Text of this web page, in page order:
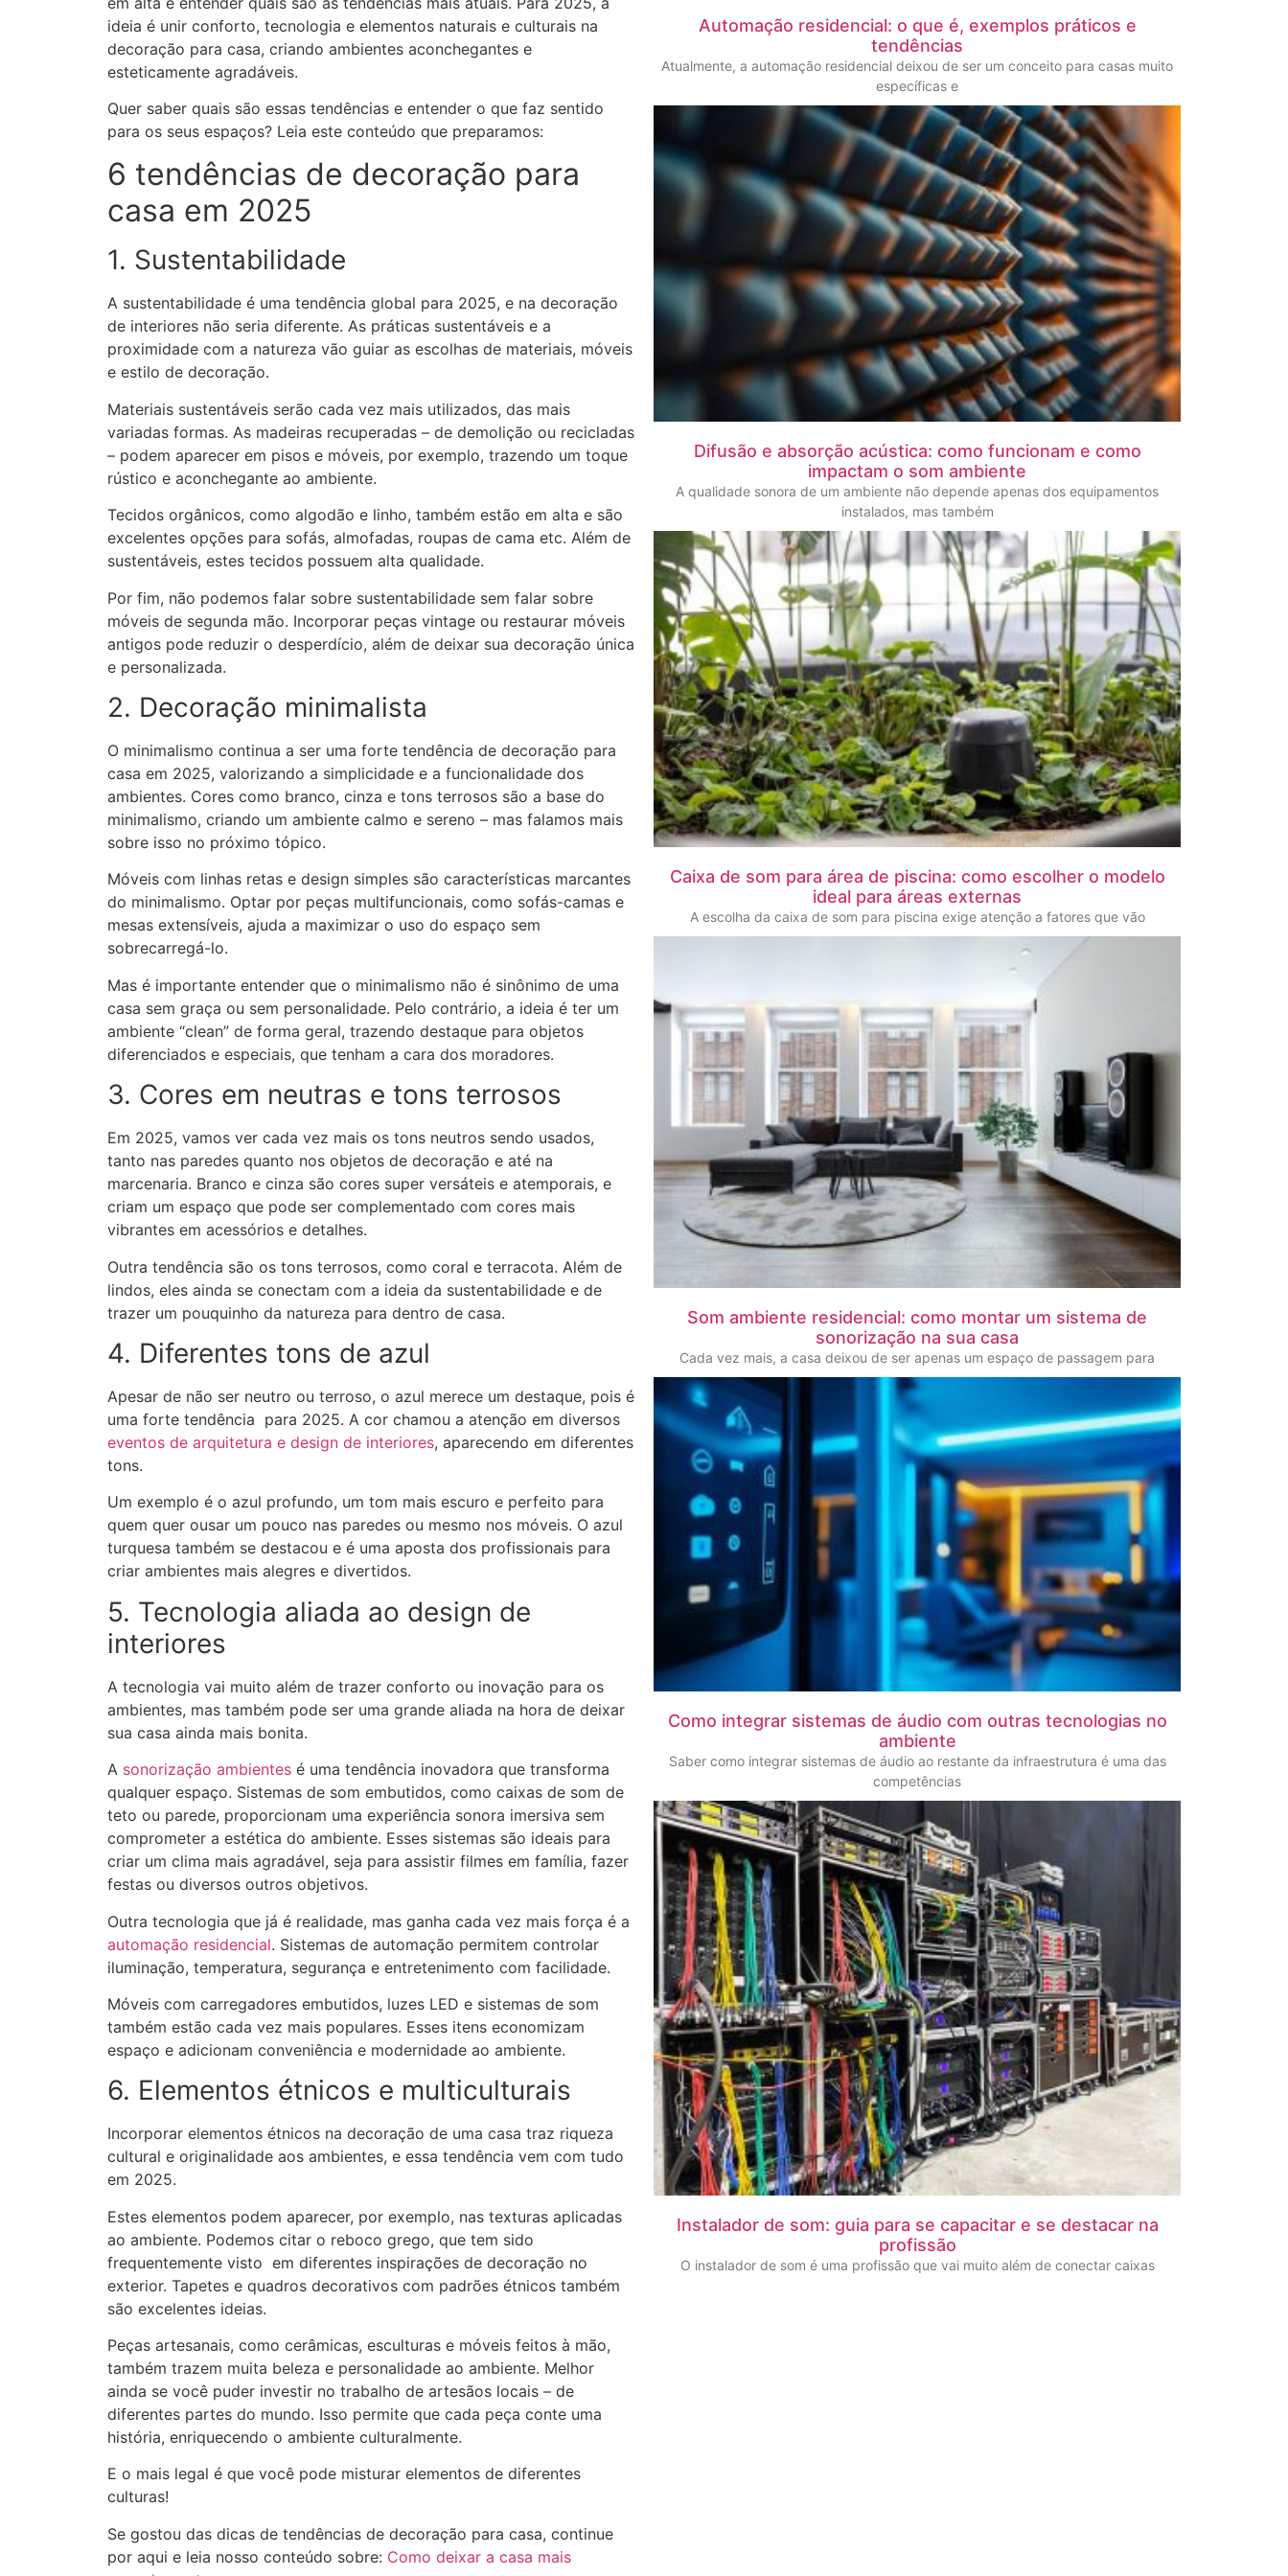
ideia é unir conforto, tecnologia e elementos naturais e culturais na
decoração para casa, criando ambientes aconchegantes e
esteticamente agradáveis.
Quer saber quais são essas tendências e entender o que faz sentido
para os seus espaços? Leia este conteúdo que preparamos:
6 tendências de decoração para
casa em 2025
1. Sustentabilidade
A sustentabilidade é uma tendência global para 2025, e na decoração
de interiores não seria diferente. As práticas sustentáveis e a
proximidade com a natureza vão guiar as escolhas de materiais, móveis
e estilo de decoração.
Materiais sustentáveis serão cada vez mais utilizados, das mais
variadas formas. As madeiras recuperadas – de demolição ou recicladas
– podem aparecer em pisos e móveis, por exemplo, trazendo um toque
rústico e aconchegante ao ambiente.
Tecidos orgânicos, como algodão e linho, também estão em alta e são
excelentes opções para sofás, almofadas, roupas de cama etc. Além de
sustentáveis, estes tecidos possuem alta qualidade.
Por fim, não podemos falar sobre sustentabilidade sem falar sobre
móveis de segunda mão. Incorporar peças vintage ou restaurar móveis
antigos pode reduzir o desperdício, além de deixar sua decoração única
e personalizada.
2. Decoração minimalista
O minimalismo continua a ser uma forte tendência de decoração para
casa em 2025, valorizando a simplicidade e a funcionalidade dos
ambientes. Cores como branco, cinza e tons terrosos são a base do
minimalismo, criando um ambiente calmo e sereno – mas falamos mais
sobre isso no próximo tópico.
Móveis com linhas retas e design simples são características marcantes
do minimalismo. Optar por peças multifuncionais, como sofás-camas e
mesas extensíveis, ajuda a maximizar o uso do espaço sem
sobrecarregá-lo.
Mas é importante entender que o minimalismo não é sinônimo de uma
casa sem graça ou sem personalidade. Pelo contrário, a ideia é ter um
ambiente “clean” de forma geral, trazendo destaque para objetos
diferenciados e especiais, que tenham a cara dos moradores.
3. Cores em neutras e tons terrosos
Em 2025, vamos ver cada vez mais os tons neutros sendo usados,
tanto nas paredes quanto nos objetos de decoração e até na
marcenaria. Branco e cinza são cores super versáteis e atemporais, e
criam um espaço que pode ser complementado com cores mais
vibrantes em acessórios e detalhes.
Outra tendência são os tons terrosos, como coral e terracota. Além de
lindos, eles ainda se conectam com a ideia da sustentabilidade e de
trazer um pouquinho da natureza para dentro de casa.
4. Diferentes tons de azul
Apesar de não ser neutro ou terroso, o azul merece um destaque, pois é
uma forte tendência para 2025. A cor chamou a atenção em diversos
eventos de arquitetura e design de interiores, aparecendo em diferentes
tons.
Um exemplo é o azul profundo, um tom mais escuro e perfeito para
quem quer ousar um pouco nas paredes ou mesmo nos móveis. O azul
turquesa também se destacou e é uma aposta dos profissionais para
criar ambientes mais alegres e divertidos.
5. Tecnologia aliada ao design de
interiores
A tecnologia vai muito além de trazer conforto ou inovação para os
ambientes, mas também pode ser uma grande aliada na hora de deixar
sua casa ainda mais bonita.
A sonorização ambientes é uma tendência inovadora que transforma
qualquer espaço. Sistemas de som embutidos, como caixas de som de
teto ou parede, proporcionam uma experiência sonora imersiva sem
comprometer a estética do ambiente. Esses sistemas são ideais para
criar um clima mais agradável, seja para assistir filmes em família, fazer
festas ou diversos outros objetivos.
Outra tecnologia que já é realidade, mas ganha cada vez mais força é a
automação residencial. Sistemas de automação permitem controlar
iluminação, temperatura, segurança e entretenimento com facilidade.
Móveis com carregadores embutidos, luzes LED e sistemas de som
também estão cada vez mais populares. Esses itens economizam
espaço e adicionam conveniência e modernidade ao ambiente.
6. Elementos étnicos e multiculturais
Incorporar elementos étnicos na decoração de uma casa traz riqueza
cultural e originalidade aos ambientes, e essa tendência vem com tudo
em 2025.
Estes elementos podem aparecer, por exemplo, nas texturas aplicadas
ao ambiente. Podemos citar o reboco grego, que tem sido
frequentemente visto em diferentes inspirações de decoração no
exterior. Tapetes e quadros decorativos com padrões étnicos também
são excelentes ideias.
Peças artesanais, como cerâmicas, esculturas e móveis feitos à mão,
também trazem muita beleza e personalidade ao ambiente. Melhor
ainda se você puder investir no trabalho de artesãos locais – de
diferentes partes do mundo. Isso permite que cada peça conte uma
história, enriquecendo o ambiente culturalmente.
E o mais legal é que você pode misturar elementos de diferentes
culturas!
Se gostou das dicas de tendências de decoração para casa, continue
por aqui e leia nosso conteúdo sobre: Como deixar a casa mais
Automação residencial: o que é, exemplos práticos e
tendências
Atualmente, a automação residencial deixou de ser um conceito para casas muito
específicas e
Difusão e absorção acústica: como funcionam e como
impactam o som ambiente
A qualidade sonora de um ambiente não depende apenas dos equipamentos
instalados, mas também
Caixa de som para área de piscina: como escolher o modelo
ideal para áreas externas
A escolha da caixa de som para piscina exige atenção a fatores que vão
Som ambiente residencial: como montar um sistema de
sonorização na sua casa
Cada vez mais, a casa deixou de ser apenas um espaço de passagem para
Como integrar sistemas de áudio com outras tecnologias no
ambiente
Saber como integrar sistemas de áudio ao restante da infraestrutura é uma das
competências
Instalador de som: guia para se capacitar e se destacar na
profissão
O instalador de som é uma profissão que vai muito além de conectar caixas